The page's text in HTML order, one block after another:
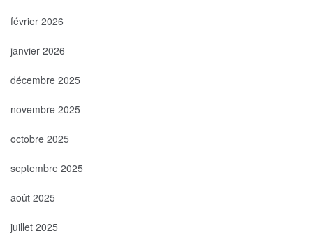
février 2026
janvier 2026
décembre 2025
novembre 2025
octobre 2025
septembre 2025
août 2025
juillet 2025